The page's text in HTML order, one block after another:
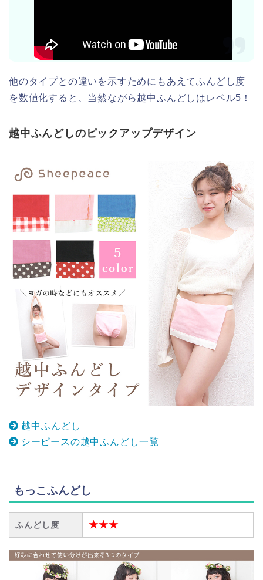
他のタイプとの違いを示すためにもあえてふんどし度
を数値化すると、当然ながら越中ふんどしはレベル5！
越中ふんどしのピックアップデザイン
越中ふんどし
シーピースの越中ふんどし一覧
もっこふんどし
ふんどし度 ★★★